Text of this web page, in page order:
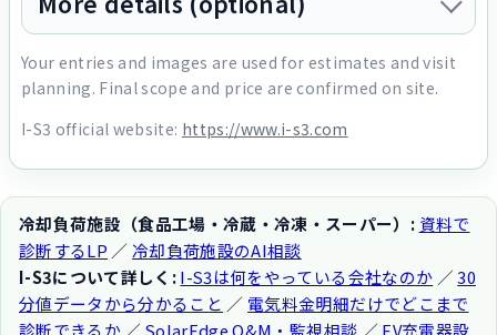
Your entries and images are used for estimates and visit
planning. Final scope and price are confirmed on site.
I-S3 official website: https://www.i-s3.com
冷却負荷施設（食品工場・冷蔵・冷凍・スーパー）: 資料で
診断するLP ／冷却負荷施設のAI相談
I-S3について詳しく:I-S3は何をやっている会社なのか ／30
分値データから分かること ／ 電気料金明細だけでどこまで
診断できるか ／SolarEdge O&M・監視相談 ／ EV充電器設